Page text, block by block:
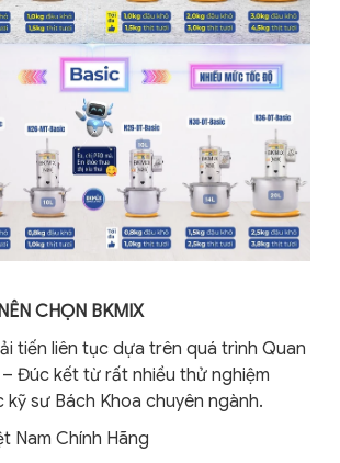
CHỌN BKMIX
tiến liên tục dựa trên quá trình Quan
Đúc kết từ rất nhiều thử nghiệm
sư Bách Khoa chuyên ngành.
Nam Chính Hãng